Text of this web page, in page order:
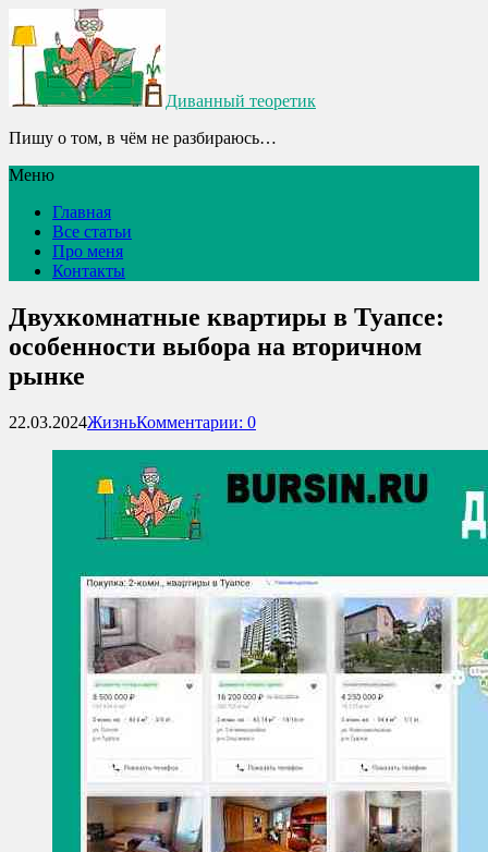
Диванный теоретик
Пишу о том, в чём не разбираюсь…
Меню
Главная
Все статьи
Про меня
Контакты
Двухкомнатные квартиры в Туапсе:
особенности выбора на вторичном
рынке
22.03.2024ЖизньКомментарии: 0